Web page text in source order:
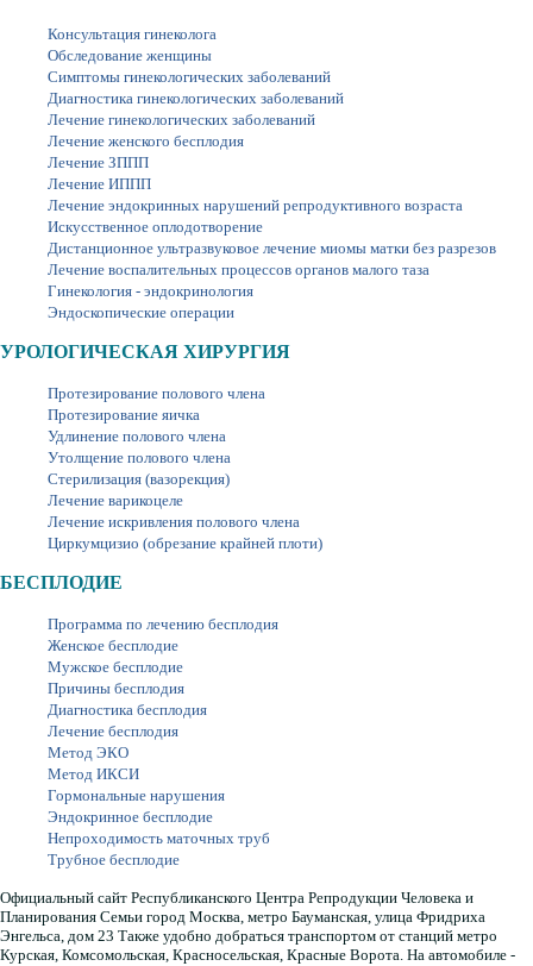
Консультация гинеколога
Обследование женщины
Симптомы гинекологических заболеваний
Диагностика гинекологических заболеваний
Лечение гинекологических заболеваний
Лечение женского бесплодия
Лечение ЗППП
Лечение ИППП
Лечение эндокринных нарушений репродуктивного возраста
Искусственное оплодотворение
Дистанционное ультразвуковое лечение миомы матки без разрезов
Лечение воспалительных процессов органов малого таза
Гинекология - эндокринология
Эндоскопические операции
УРОЛОГИЧЕСКАЯ ХИРУРГИЯ
Протезирование полового члена
Протезирование яичка
Удлинение полового члена
Утолщение полового члена
Стерилизация (вазорекция)
Лечение варикоцеле
Лечение искривления полового члена
Циркумцизио (обрезание крайней плоти)
БЕСПЛОДИЕ
Программа по лечению бесплодия
Женское бесплодие
Мужское бесплодие
Причины бесплодия
Диагностика бесплодия
Лечение бесплодия
Метод ЭКО
Метод ИКСИ
Гормональные нарушения
Эндокринное бесплодие
Непроходимость маточных труб
Трубное бесплодие
Официальный сайт Республиканского Центра Репродукции Человека и
Планирования Семьи город Москва, метро Бауманская, улица Фридриха
Энгельса, дом 23 Также удобно добраться транспортом от станций метро
Курская, Комсомольская, Красносельская, Красные Ворота. На автомобиле -